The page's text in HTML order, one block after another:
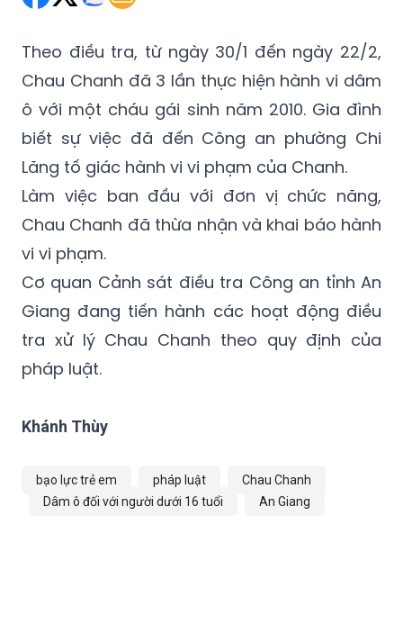
Theo điều tra, từ ngày 30/1 đến ngày 22/2,
Chau Chanh đã 3 lần thực hiện hành vi dâm
ô với một cháu gái sinh năm 2010. Gia đình
biết sự việc đã đến Công an phường Chi
Lăng tố giác hành vi vi phạm của Chanh.
Làm việc ban đầu với đơn vị chức năng,
Chau Chanh đã thừa nhận và khai báo hành
vi vi phạm.
Cơ quan Cảnh sát điều tra Công an tỉnh An
Giang đang tiến hành các hoạt động điều
tra xử lý Chau Chanh theo quy định của
pháp luật.
Khánh Thùy
bạo lực trẻ em pháp luật
Chau Chanh
Dâm ô đối với người dưới 16 tuổi
An Giang